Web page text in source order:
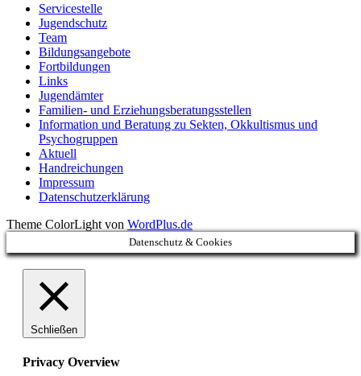
Servicestelle
Jugendschutz
Team
Bildungsangebote
Fortbildungen
Links
Jugendämter
Familien- und Erziehungsberatungsstellen
Information und Beratung zu Sekten, Okkultismus und
Psychogruppen
Aktuell
Handreichungen
Impressum
Datenschutzerklärung
Theme ColorLight von WordPlus.de
Datenschutz & Cookies
Schließen
Privacy Overview